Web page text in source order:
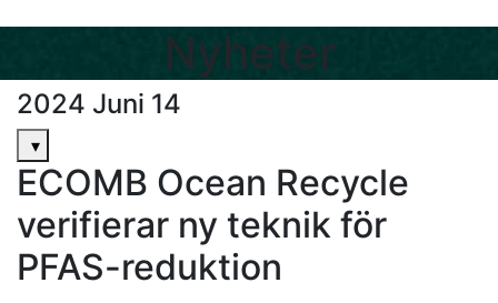
Nyheter
2024 Juni 14
▾
ECOMB Ocean Recycle
verifierar ny teknik för
PFAS-reduktion